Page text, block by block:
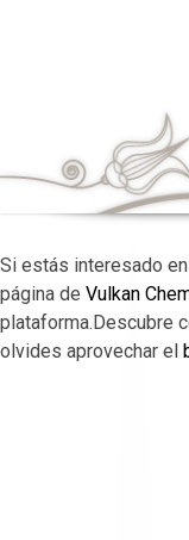
Si estás interesado
página de Vulkan
plataforma.Descubre
olvides aprovechar el